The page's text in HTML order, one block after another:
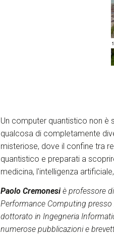
Un computer quantistico non è
qualcosa di completamente
misteriose, dove il confine tra
quantistico e preparati a
medicina, l'intelligenza
Paolo Cremonesiè professore
Performance Computing presso
dottorato in Ingegneria
numerose pubblicazioni e